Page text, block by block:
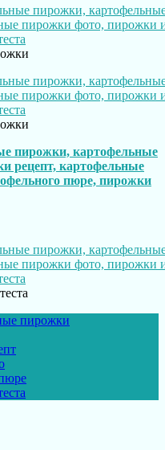
пирожки